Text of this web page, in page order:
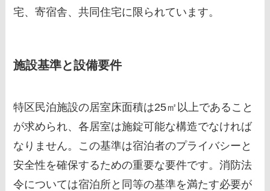
宅、寄宿舎、共同住宅に限られています。
施設基準と設備要件
特区民泊施設の居室床面積は25㎡以上であること
が求められ、各居室は施錠可能な構造でなければ
なりません。この基準は宿泊者のプライバシーと
安全性を確保するための重要な要件です。消防法
令については宿泊所と同等の基準を満たす必要が